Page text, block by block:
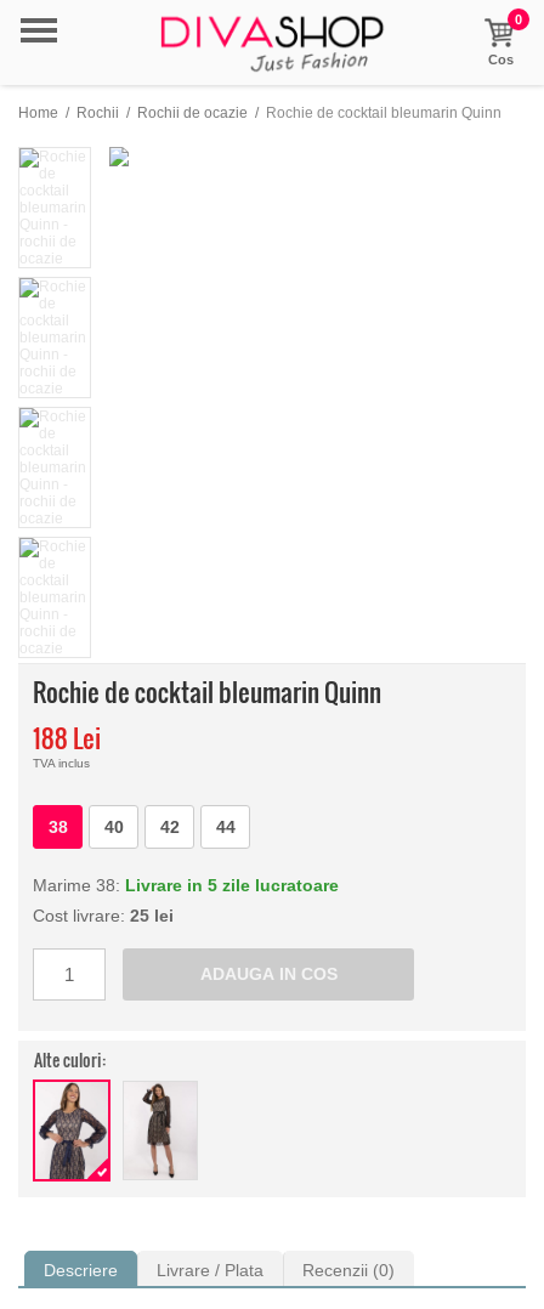
0
Cos
Home / Rochii / Rochii de ocazie / Rochie de cocktail bleumarin Quinn
Rochie de cocktail bleumarin Quinn
188 Lei
TVA inclus
38 40 42 44
Marime 38: Livrare in 5 zile lucratoare
Cost livrare: 25 lei
Alte culori:
Descriere Livrare / Plata Recenzii (0)